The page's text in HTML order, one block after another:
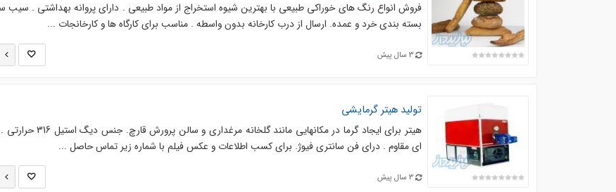
فروش انواع رنگ های خوراکی طبیعی با بهترین شیوه استخراج از مواد طبیعی . دارای پروانه بهداشتی . سیب
بسته بندی خرد و عمده. ارسال از درب کارخانه بدون واسطه . مناسب برای کارگاه ها و کارخانجات ...
3 سال پیش
تولید هیتر گرمایشی
هیتر برای ایجاد گرما در مکانهایی مانند گلخانه
ای مقاوم . درای فن سانتری فیوژ. برای کسب اطلاعات و عکس فیلم با شماره زیر تماس حاصل ...
3 سال پیش